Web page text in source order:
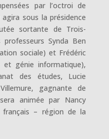
par l’octroi de
sous la présidence
sortante de Trois-
Synda Ben
sociale) et Frédéric
et génie informatique),
des études, Lucie
gagnante de
animée par Nancy
français – région de la